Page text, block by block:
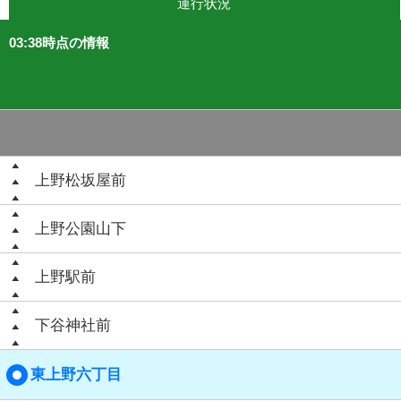
運行状況
03:38時点の情報
上野松坂屋前
上野公園山下
上野駅前
下谷神社前
東上野六丁目